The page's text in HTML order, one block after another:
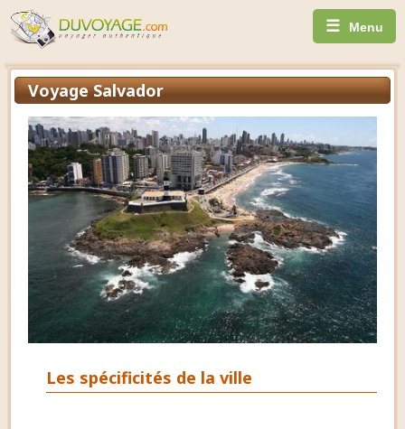
☰ Menu
Voyage Salvador
Les spécificités de la ville